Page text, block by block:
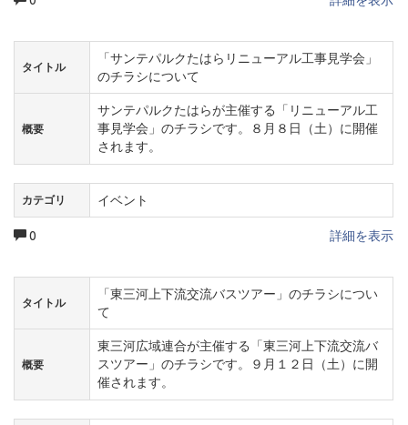
タイトル
「サンテパルクたはらリニューアル工事見学会」
のチラシについて
概要
サンテパルクたはらが主催する「リニューアル工
事見学会」のチラシです。８月８日（土）に開催
されます。
カテゴリ イベント
0 詳細を表示
タイトル
「東三河上下流交流バスツアー」のチラシについ
て
概要
東三河広域連合が主催する「東三河上下流交流バ
スツアー」のチラシです。９月１２日（土）に開
催されます。